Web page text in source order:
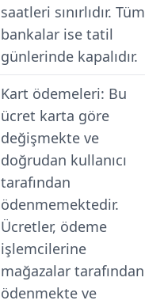
saatleri sınırlıdır. Tüm
bankalar ise tatil
günlerinde kapalıdır.
Kart ödemeleri: Bu
ücret karta göre
değişmekte ve
doğrudan kullanıcı
tarafından
ödenmemektedir.
Ücretler, ödeme
işlemcilerine
mağazalar tarafından
ödenmekte ve